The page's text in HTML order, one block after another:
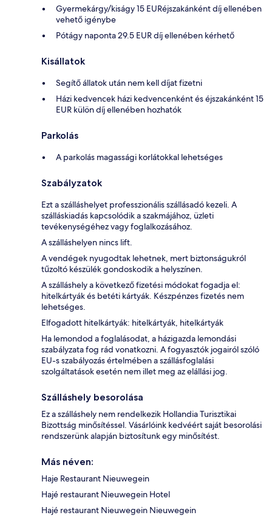
Gyermekárgy/kiságy 15 EURéjszakánként díj ellenében
vehető igénybe
Pótágy naponta 29.5 EUR díj ellenében kérhető
Kisállatok
Segítő állatok után nem kell díjat fizetni
Házi kedvencek házi kedvencenként és éjszakánként 15
EUR külön díj ellenében hozhatók
Parkolás
A parkolás magassági korlátokkal lehetséges
Szabályzatok
Ezt a szálláshelyet professzionális szállásadó kezeli. A
szálláskiadás kapcsolódik a szakmájához, üzleti
tevékenységéhez vagy foglalkozásához.
A szálláshelyen nincs lift.
A vendégek nyugodtak lehetnek, mert biztonságukról
tűzoltó készülék gondoskodik a helyszínen.
A szálláshely a következő fizetési módokat fogadja el:
hitelkártyák és betéti kártyák. Készpénzes fizetés nem
lehetséges.
Elfogadott hitelkártyák: hitelkártyák, hitelkártyák
Ha lemondod a foglalásodat, a házigazda lemondási
szabályzata fog rád vonatkozni. A fogyasztók jogairól szóló
EU-s szabályozás értelmében a szállásfoglalási
szolgáltatások esetén nem illet meg az elállási jog.
Szálláshely besorolása
Ez a szálláshely nem rendelkezik Hollandia Turisztikai
Bizottság minősítéssel. Vásárlóink kedvéért saját besorolási
rendszerünk alapján biztosítunk egy minősítést.
Más néven:
Haje Restaurant Nieuwegein
Hajé restaurant Nieuwegein Hotel
Hajé restaurant Nieuwegein Nieuwegein